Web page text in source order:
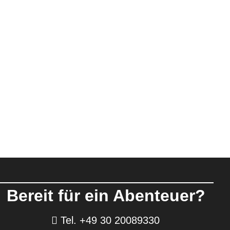
Bereit für ein Abenteuer?
Tel. +49 30 20089330